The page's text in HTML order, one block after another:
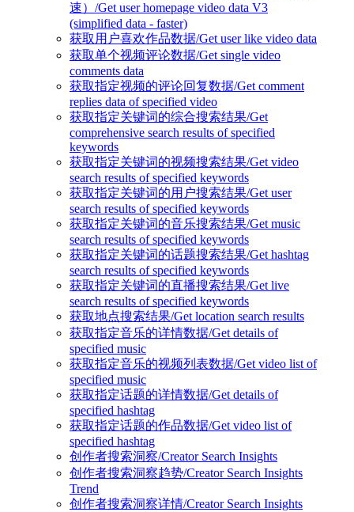
速）/Get user homepage video data V3
(simplified data - faster)
获取用户喜欢作品数据/Get user like video data
获取单个视频评论数据/Get single video
comments data
获取指定视频的评论回复数据/Get comment
replies data of specified video
获取指定关键词的综合搜索结果/Get
comprehensive search results of specified
keywords
获取指定关键词的视频搜索结果/Get video
search results of specified keywords
获取指定关键词的用户搜索结果/Get user
search results of specified keywords
获取指定关键词的音乐搜索结果/Get music
search results of specified keywords
获取指定关键词的话题搜索结果/Get hashtag
search results of specified keywords
获取指定关键词的直播搜索结果/Get live
search results of specified keywords
获取地点搜索结果/Get location search results
获取指定音乐的详情数据/Get details of
specified music
获取指定音乐的视频列表数据/Get video list of
specified music
获取指定话题的详情数据/Get details of
specified hashtag
获取指定话题的作品数据/Get video list of
specified hashtag
创作者搜索洞察/Creator Search Insights
创作者搜索洞察趋势/Creator Search Insights
Trend
创作者搜索洞察详情/Creator Search Insights